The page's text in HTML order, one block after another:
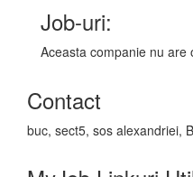
Job-uri:
Aceasta companie nu
Contact
buc, sect5, sos alexandriei,